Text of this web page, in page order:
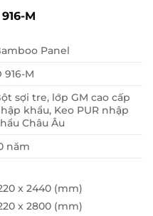
M
Panel
916-M
sợi tre, lớp GM cao cấp
khẩu, Keo PUR nhập
Châu Âu
năm
x 2440 (mm)
x 2800 (mm)